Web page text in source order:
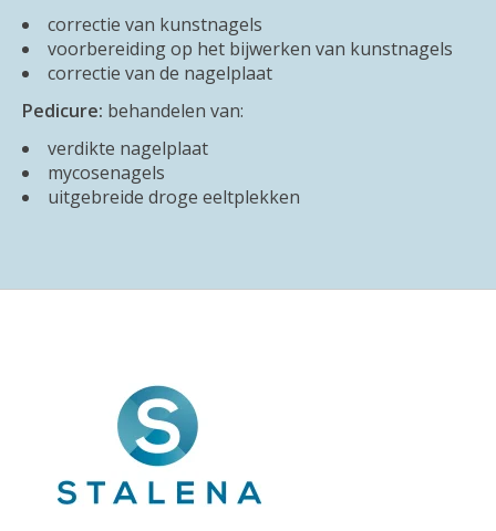
correctie van kunstnagels
voorbereiding op het bijwerken van kunstnagels
correctie van de nagelplaat
Pedicure: behandelen van:
verdikte nagelplaat
mycosenagels
uitgebreide droge eeltplekken